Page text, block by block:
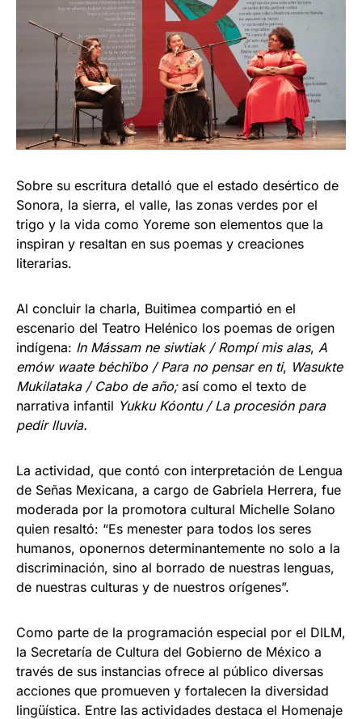
Sobre su escritura detalló que el estado desértico de
Sonora, la sierra, el valle, las zonas verdes por el
trigo y la vida como Yoreme son elementos que la
inspiran y resaltan en sus poemas y creaciones
literarias.
Al concluir la charla, Buitimea compartió en el
escenario del Teatro Helénico los poemas de origen
indígena: In Mássam ne siwtiak / Rompímis alas, A
emów waate béchïbo / Para no pensar en ti, Wasukte
Mukilataka / Cabo de año; así como el texto de
narrativa infantil Yukku Kóontu / La procesión para
pedir lluvia.
La actividad, que contó con interpretación de Lengua
de Señas Mexicana, a cargo de Gabriela Herrera, fue
moderada por la promotora cultural Michelle Solano
quien resaltó: “Es menester para todos los seres
humanos, oponernos determinantemente no solo a la
discriminación, sino al borrado de nuestras lenguas,
de nuestras culturas y de nuestros orígenes”.
Como parte de la programación especial por el DILM,
la Secretaría de Cultura del Gobierno de México a
través de sus instancias ofrece al público diversas
acciones que promueven y fortalecen la diversidad
lingüística. Entre las actividades destaca el Homenaje